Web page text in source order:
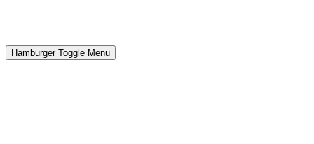
Hamburger Toggle Menu